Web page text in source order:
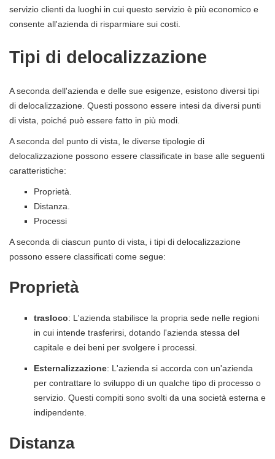
servizio clienti da luoghi in cui questo servizio è più economico e
consente all'azienda di risparmiare sui costi.
Tipi di delocalizzazione
A seconda dell'azienda e delle sue esigenze, esistono diversi tipi
di delocalizzazione. Questi possono essere intesi da diversi punti
di vista, poiché può essere fatto in più modi.
A seconda del punto di vista, le diverse tipologie di
delocalizzazione possono essere classificate in base alle seguenti
caratteristiche:
Proprietà.
Distanza.
Processi
A seconda di ciascun punto di vista, i tipi di delocalizzazione
possono essere classificati come segue:
Proprietà
trasloco: L'azienda stabilisce la propria sede nelle regioni
in cui intende trasferirsi, dotando l'azienda stessa del
capitale e dei beni per svolgere i processi.
Esternalizzazione: L'azienda si accorda con un'azienda
per contrattare lo sviluppo di un qualche tipo di processo o
servizio. Questi compiti sono svolti da una società esterna e
indipendente.
Distanza